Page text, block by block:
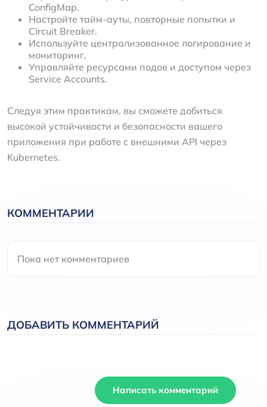
ConfigMap.
Настройте тайм-ауты, повторные попытки и
Circuit Breaker.
Используйте централизованное логирование и
мониторинг.
Управляйте ресурсами подов и доступом через
Service Accounts.
Следуя этим практикам, вы сможете добиться
высокой устойчивости и безопасности вашего
приложения при работе с внешними API через
Kubernetes.
КОММЕНТАРИИ
Пока нет комментариев
ДОБАВИТЬ КОММЕНТАРИЙ
Написать комментарий